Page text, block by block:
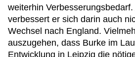
weiterhin
verbessert er sich darin auch
Wechsel nach England.
auszugehen, dass Burke im
Entwicklung in Leipzig die